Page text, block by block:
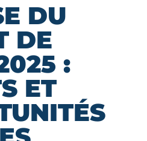
DU
DE
:
ET